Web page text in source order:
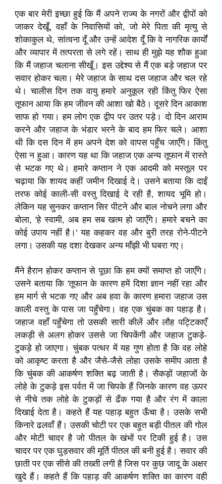
एक बार मेरी इच्छा हुई कि मैं अपने राज्य के नगरों और द्वीपों को
जाकर देखूँ, वहाँ के निवासियों को, जो मेरे पिता की मृत्यु से
शोकाकुल थे, सांत्वना दूँ और उन्हें आदेश दूँ कि वे नागरिक कार्यों
और व्यापार में तत्परता से लगे रहें। साथ ही मुझे यह शौक हुआ
कि मैं जहाज चलाना सीखूँ। इस उद्देश्य से मैं एक बड़े जहाज पर
सवार होकर चला। मेरे जहाज के साथ दस जहाज और चल रहे
थे। चालीस दिन तक वायु हमारे अनुकूल रही किंतु फिर ऐसा
तूफान आया कि हम जीवन की आशा खो बैठे। दूसरे दिन आकाश
साफ हो गया। हम लोग एक द्वीप पर उतर पड़े। दो दिन आराम
करने और जहाज के भंडार भरने के बाद हम फिर चले। आशा
थी कि दस दिन में हम अपने देश को वापस पहुँच जाएँगे। किंतु
ऐसा न हुआ। कारण यह था कि जहाज एक अन्य तूफान में रास्ते
से भटक गए थे। हमारे कप्तान ने एक आदमी को मस्तूल पर
चढ़ाया कि शायद कहीं जमीन दिखाई दे। उसने बताया कि दाईं
तरफ कोई काली-सी वस्तु दिखाई दे रही है, शायद भूमि हो।
लेकिन यह सुनकर कप्तान सिर पीटने और बाल नोचने लगा और
बोला, 'हे स्वामी, अब हम सब खत्म हो जाएँगे। हमारे बचने का
कोई उपाय नहीं है।' यह कहकर वह और बुरी तरह रोने-पीटने
लगा। उसकी यह दशा देखकर अन्य माँझी भी घबरा गए।
मैंने हैरान होकर कप्तान से पूछा कि हम क्यों समाप्त हो जाएँगे।
उसने बताया कि 'तूफान के कारण हमें दिशा ज्ञान नहीं रहा और
हम मार्ग से भटक गए और अब हवा के कारण हमारा जहाज उस
काली वस्तु के पास जा पहुँचेगा। वह एक चुंबक का पहाड़ है।
जहाज वहाँ पहुँचेगा तो उसकी सारी कीलें और लौह पट्टिकाएँ
लकड़ी से अलग होकर उससे जा चिपकेंगी और जहाज टुकड़े-
टुकड़े हो जाएगा। चुंबक पत्थर में यह गुण होता है कि वह लोहे
को आकृष्ट करता है और जैसे-जैसे लोहा उसके समीप आता है
कि चुंबक की आकर्षण शक्ति बढ़ जाती है। सैकड़ों जहाजों के
लोहे के टुकड़े इस पर्वत में जा चिपके हैं जिनके कारण वह ऊपर
से नीचे तक लोहे के टुकड़ों से ढँक गया है और रंग में काला
दिखाई देता है। कहते हैं यह पहाड़ बहुत ऊँचा है। उसके सभी
किनारे ढलवाँ हैं। उसकी चोटी पर एक बहुत बड़ी पीतल की गोल
और मोटी चादर है जो पीतल के खंभों पर टिकी हुई है। उस
चादर पर एक घुड़सवार की मूर्ति पीतल की बनी हुई है। सवार की
छाती पर एक सीसे की तख्ती लगी है जिस पर कुछ जादू के अक्षर
खुदे हैं। कहते हैं कि पहाड़ की आकर्षण शक्ति का कारण वही